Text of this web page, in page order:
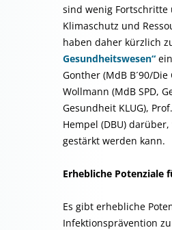
sind wenig Fortschritte
Klimaschutz und
haben daher kürzlich
Gesundheitswesen“
Gonther (MdB B´90/
Wollmann (MdB SPD,
Gesundheit KLUG),
Hempel (DBU)
gestärkt werden kann.
Erhebliche Potenziale
Es gibt erhebliche
Infektionsprävention